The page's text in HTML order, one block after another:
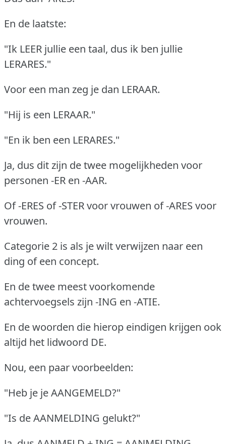
En de laatste:
"Ik LEER jullie een taal, dus ik ben jullie
LERARES."
Voor een man zeg je dan LERAAR.
"Hij is een LERAAR."
"En ik ben een LERARES."
Ja, dus dit zijn de twee mogelijkheden voor
personen -ER en -AAR.
Of -ERES of -STER voor vrouwen of -ARES voor
vrouwen.
Categorie 2 is als je wilt verwijzen naar een
ding of een concept.
En de twee meest voorkomende
achtervoegsels zijn -ING en -ATIE.
En de woorden die hierop eindigen krijgen ook
altijd het lidwoord DE.
Nou, een paar voorbeelden:
"Heb je je AANGEMELD?"
"Is de AANMELDING gelukt?"